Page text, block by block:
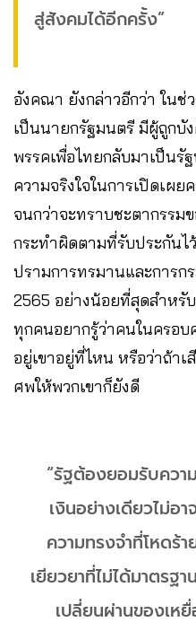
สู่สังคมได้อีกครั้ง”
อังคณา ยังกล่าวอีกว่า ใน
เป็นนายกรัฐมนตรี มีผู้ถูก
พรรคเพื่อไทยกลับมาเป็นรั
ความจริงใจในการเปิดเผ
จนกว่าจะทราบชะตากรร
กระทำผิดตามที่รับประกันไ
ปรามการทรมานและการ
2565 อย่างน้อยที่สุดสำหรั
ทุกคนอยากรู้ว่าคนในครอบ
อยู่เขาอยู่ที่ไหน หรือว่าถ้า
ศพให้พวกเขาก็ยังดี
“รัฐต้องยอมรับควา
เงินอย่างเดียวไม่อ
ความทรงจำที่โหดร้
เยียวยาที่ไม่ได้มาตรฐา
เปลี่ยนผ่านของเห